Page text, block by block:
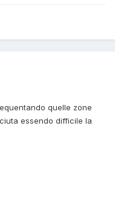
quelle zone
essendo difficile la